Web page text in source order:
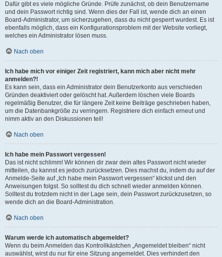
Dafür gibt es viele mögliche Gründe. Prüfe zunächst, ob dein Benutzername
und dein Passwort richtig sind. Wenn dies der Fall ist, wende dich an einen
Board-Administrator, um sicherzugehen, dass du nicht gesperrt wurdest. Es ist
ebenfalls möglich, dass ein Konfigurationsproblem mit der Website vorliegt,
welches ein Administrator lösen muss.
Nach oben
Ich habe mich vor einiger Zeit registriert, kann mich aber nicht mehr
anmelden?!
Es kann sein, dass ein Administrator dein Benutzerkonto aus verschieden
Gründen deaktiviert oder gelöscht hat. Außerdem löschen viele Boards
regelmäßig Benutzer, die für längere Zeit keine Beiträge geschrieben haben,
um die Datenbankgröße zu verringern. Registriere dich einfach erneut und
nimm aktiv an den Diskussionen teil!
Nach oben
Ich habe mein Passwort vergessen!
Das ist nicht schlimm! Wir können dir zwar dein altes Passwort nicht wieder
mitteilen, du kannst es jedoch zurücksetzen. Dies machst du, indem du auf der
Anmelde-Seite auf „Ich habe mein Passwort vergessen“ klickst und den
Anweisungen folgst. So solltest du dich schnell wieder anmelden können.
Solltest du trotzdem nicht in der Lage sein, dein Passwort zurückzusetzen, so
wende dich an die Board-Administration.
Nach oben
Warum werde ich automatisch abgemeldet?
Wenn du beim Anmelden das Kontrollkästchen „Angemeldet bleiben“ nicht
auswählst, wirst du nur für eine Sitzung angemeldet. Dies verhindert den